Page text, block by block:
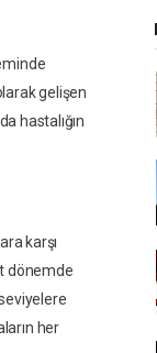
gelişen
hastalığın
karşı
dönemde
her